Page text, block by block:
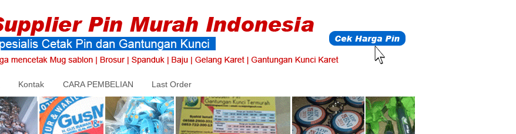
Kontak CARA PEMBELIAN Last Order